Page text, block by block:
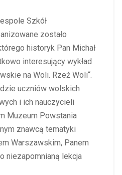
Szkół
zostało
historyk Pan Michał
interesujący wykład
na Woli. Rzeź Woli“.
uczniów wolskich
i ich nauczycieli
Muzeum Powstania
znawcą tematyki
Warszawskim, Panem
niezapomnianą lekcja